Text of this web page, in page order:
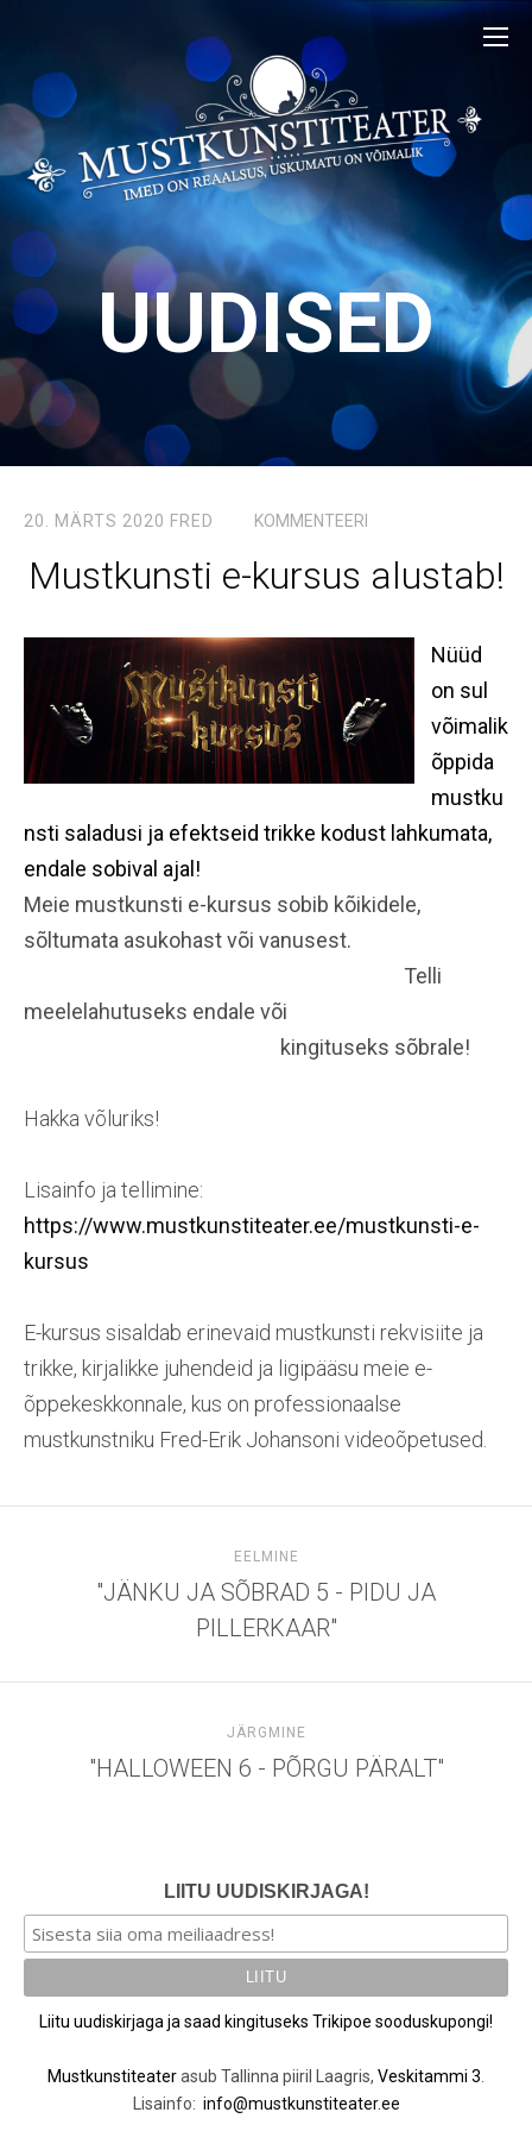
UUDISED
20. MÄRTS 2020 FRED KOMMENTEERI
Mustkunsti e-kursus alustab!
Nüüd
on sul
võimalik
õppida
mustku
nsti saladusi ja efektseid trikke kodust lahkumata,
endale sobival ajal!
Meie mustkunsti e-kursus sobib kõikidele,
sõltumata asukohast või vanusest.
Telli
meelelahutuseks endale või
kingituseks sõbrale!
Hakka võluriks!
Lisainfo ja tellimine:
https://www.mustkunstiteater.ee/mustkunsti-e-
kursus
E-kursus sisaldab erinevaid mustkunsti rekvisiite ja
trikke, kirjalikke juhendeid ja ligipääsu meie e-
õppekeskkonnale, kus on professionaalse
mustkunstniku Fred-Erik Johansoni videoõpetused.
EELMINE
"JÄNKU JA SÕBRAD 5 - PIDU JA
PILLERKAAR"
JÄRGMINE
"HALLOWEEN 6 - PÕRGU PÄRALT"
LIITU UUDISKIRJAGA!
Liitu uudiskirjaga ja saad kingituseks Trikipoe sooduskupongi!
Mustkunstiteaterasub Tallinna piiril Laagris, Veskitammi 3
Lisainfo: info@mustkunstiteater.ee